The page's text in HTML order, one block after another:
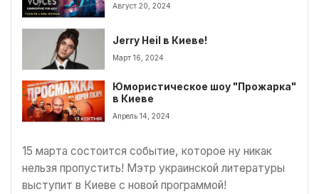
Август 20, 2024
Jerry Heil в Киеве!
Март 16, 2024
Юмористическое шоу "Прожарка"
в Киеве
Апрель 14, 2024
15 марта состоится событие, которое ну никак
нельзя пропустить! Мэтр украинской литературы
выступит в Киеве с новой программой!